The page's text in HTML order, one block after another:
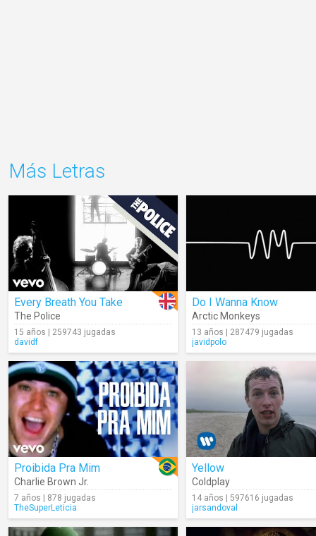
Más Letras
Every Breath You Take
The Police
15 años | 259743 jugadas
davidf
Do I Wanna Know
Arctic Monkeys
13 años | 287479 jugadas
javidpolo
Proibida Pra Mim
Charlie Brown Jr.
7 años | 878 jugadas
TheSuperLeticia
Yellow
Coldplay
14 años | 597616 jugadas
jarsandoval